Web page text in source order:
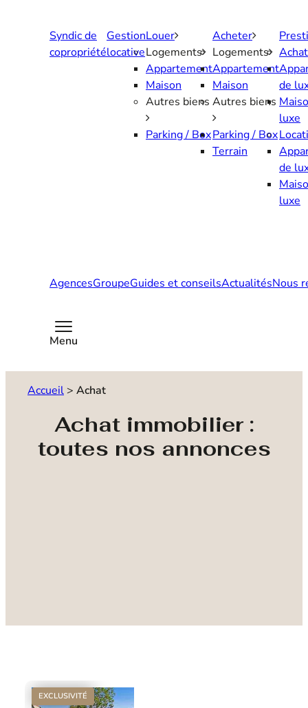
Syndic de
copropriété
Gestion
locative
Louer
Logements
Appartement
Maison
Autres biens
Parking / Box
Acheter
Logements
Appartement
Maison
Autres biens
Parking / Box
Terrain
Achat
de
luxe
de
luxe
AgencesGroupeGuides et conseilsActualitésNous
Menu
Accueil > Achat
Achat immobilier :
toutes nos annonces
EXCLUSIVITÉ